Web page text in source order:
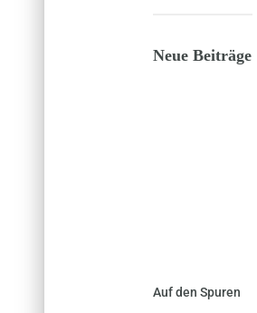
Neue Beiträge
Auf den Spuren